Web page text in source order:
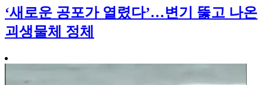
‘새로운 공포가 열렸다’…변기 뚫고 나온
괴생물체 정체